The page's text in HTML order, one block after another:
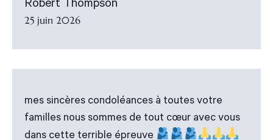
Robert Thompson
25 juin 2026
mes sincères condoléances à toutes votre
familles nous sommes de tout cœur avec vous
dans cette terrible épreuve